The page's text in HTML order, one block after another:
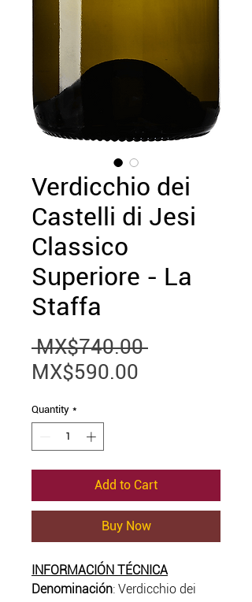
Verdicchio dei
Castelli di Jesi
Classico
Superiore - La
Staffa
MX$740.00 Regular
MX$590.00
Quantity *
Add to Cart
Buy Now
INFORMACIÓN TÉCNICA
Denominación: Verdicchio dei